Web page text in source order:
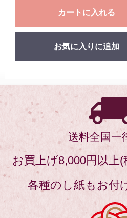
送料全国一
お買上げ8,000円以上(
各種のし紙もお付